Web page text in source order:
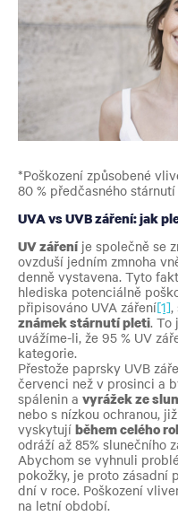
*Poškození způsobené
80 % předčasného
UVA vs UVB záření: jak
UV zářeníje společně se
ovzduší jedním zmnoha
denně vystavena. Tyto
hlediska potenciálně
připisováno UVA záření[1],
známek stárnutí pleti. To
uvážíme-li, že 95 % UV
kategorie.
Přestože paprsky UVB
červenci než v prosinci a
spálenin a vyrážek ze
nebo s nízkou ochranou,
vyskytují během celého
odráží až 85% slunečního
Abychom se vyhnuli
pokožky, je proto zásadní
dní v roce. Poškození
na letní období.